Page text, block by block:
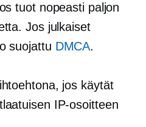
tuot nopeasti paljon
Jos julkaiset
suojattu DMCA.
jos käytät
IP-osoitteen